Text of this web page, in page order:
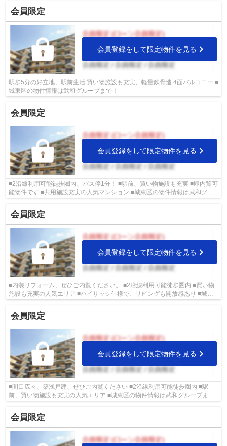
会員限定
会員登録をして限定物件を見る
駅歩5分の好立地、駅前生活 買い物施設も充実、軽量鉄骨造 4面バルコニー ■
城東区の物件情報は武和グループまで！
会員限定
会員登録をして限定物件を見る
■2沿線利用可能徒歩圏内、バス停1分！ ■駅前、買い物施設も充実 ■即内覧可
能物件です ■共用施設充実の人気マンション ■城東区の物件情報は武和グル
会員限定
会員登録をして限定物件を見る
■内装リフォーム、ぜひご内覧ください。 ■2沿線利用可能徒歩圏内 ■買い物
施設も充実の人気エリア ■ハイサッシ仕様で、リビングも開放感あり ■城東
会員限定
会員登録をして限定物件を見る
■間口広々、築浅戸建、ぜひご内覧ください ■2沿線利用可能徒歩圏内 ■駅
前、買い物施設も充実の人気エリア ■城東区の物件情報は武和グループま
会員限定